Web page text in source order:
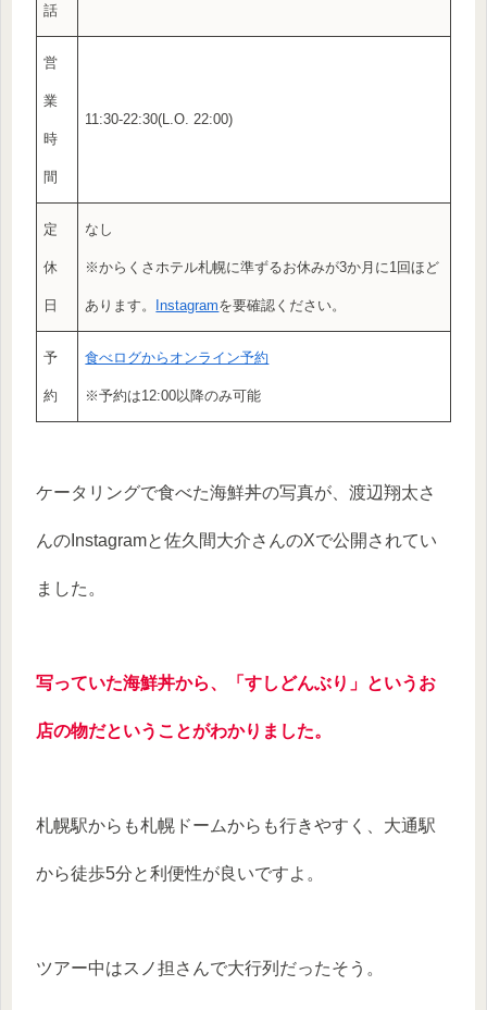
話
営
業
時
間
11:30-22:30(L.O. 22:00)
定
休
日
なし
※からくさホテル札幌に準ずるお休みが3か月に1回ほど
あります。 Instagramを要確認ください。
予
約
食べログからオンライン予約
※予約は12:00以降のみ可能
ケータリングで食べた海鮮丼の写真が、渡辺翔太さ
んのInstagramと佐久間大介さんのXで公開されてい
ました。
写っていた海鮮丼から、「すしどんぶり」というお
店の物だということがわかりました。
札幌駅からも札幌ドームからも行きやすく、大通駅
から徒歩5分と利便性が良いですよ。
ツアー中はスノ担さんで大行列だったそう。